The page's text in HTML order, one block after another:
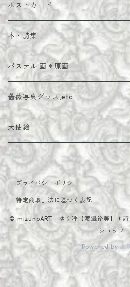
複製画＊シート
額装複製画
ポストカード
ポストカード＊セット
詩画ポストカード
本・詩集
パステル 画＊原画
額装パステル 画＊原画
薔薇写真グッズ,etc
薔薇写真
メッセージカード・セット
天使絵
油絵
ちっちゃい天使
微笑む天使
複製画
ポストカード
プライバシーポリシー
特定商取引法に基づく表記
© mizunoART ゆり呼【渡邉裕美】＊詩
ショップ
Powered by